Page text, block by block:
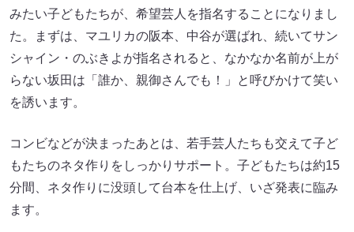
みたい子どもたちが、希望芸人を指名することになりまし
た。まずは、マユリカの阪本、中谷が選ばれ、続いてサン
シャイン・のぶきよが指名されると、なかなか名前が上が
らない坂田は「誰か、親御さんでも！」と呼びかけて笑い
を誘います。
コンビなどが決まったあとは、若手芸人たちも交えて子ど
もたちのネタ作りをしっかりサポート。子どもたちは約15
分間、ネタ作りに没頭して台本を仕上げ、いざ発表に臨み
ます。